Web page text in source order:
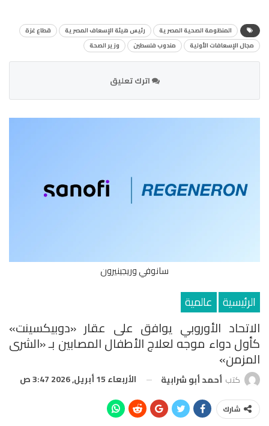
المنظومة الصحية المصرية رئيس هيئة الإسعاف المصرية
قطاع غزة
مجال الإسعافات الأولية
مندوب فلسطين وزير الصحة
اترك تعليق
سانوفي وريجينيرون
الرئيسية عالمية
الاتحاد الأوروبي يوافق على عقار «دوبيكسينت»
كأول دواء موجه لعلاج الأطفال المصابين بـ «الشرى
المزمن»
كتب أحمد أبو شرابية الأربعاء 15 أبريل, 2026 3:47 ص
شارك